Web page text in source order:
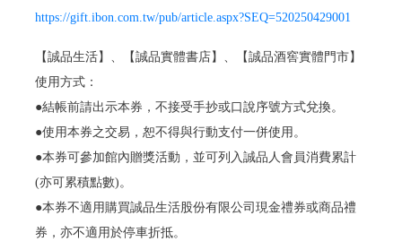
https://gift.ibon.com.tw/pub/article.aspx?SEQ=520250429001
【誠品生活】、【誠品實體書店】、【誠品酒窖實體門市】
使用方式：
●結帳前請出示本券，不接受手抄或口說序號方式兌換。
●使用本券之交易，恕不得與行動支付一併使用。
●本券可參加館內贈獎活動，並可列入誠品人會員消費累計
(亦可累積點數)。
●本券不適用購買誠品生活股份有限公司現金禮券或商品禮
券，亦不適用於停車折抵。